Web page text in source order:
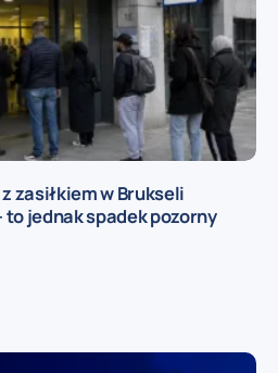
zasiłkiem w Brukseli
to jednak spadek pozorny